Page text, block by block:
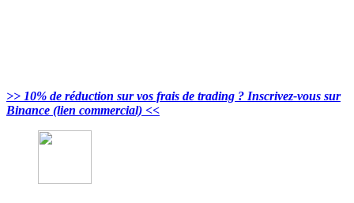
>> 10% de réduction sur vos frais de trading ? Inscrivez-vous sur
Binance (lien commercial) <<